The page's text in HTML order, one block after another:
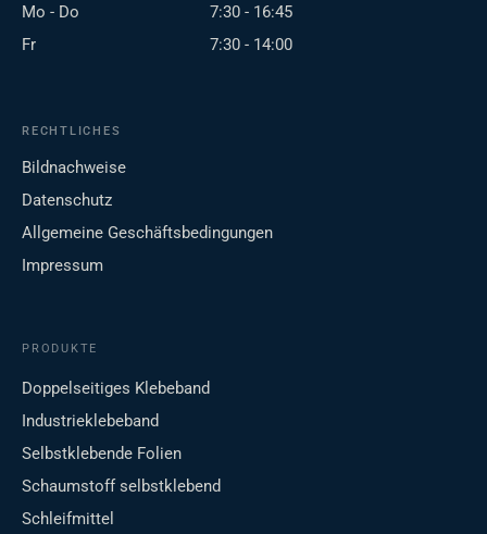
Mo - Do
7:30 - 16:45
Fr
7:30 - 14:00
RECHTLICHES
Bildnachweise
Datenschutz
Allgemeine Geschäftsbedingungen
Impressum
PRODUKTE
Doppelseitiges Klebeband
Industrieklebeband
Selbstklebende Folien
Schaumstoff selbstklebend
Schleifmittel